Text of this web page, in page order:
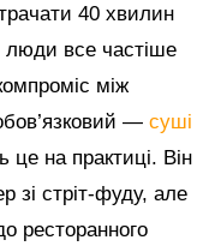
40 хвилин
люди все частіше
між
— суші
це на практиці. Він
зі стріт-фуду, але
ресторанного